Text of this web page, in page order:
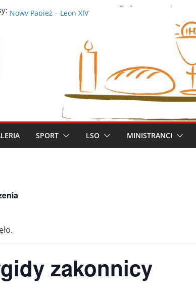
43. Warszawska Akademicka Pielgrzymka Metropolitalna
Nowy Papież – Leon XIV
Adrian Galbas nowym metropolitą warszawskim
Zmarł ks. prałat Kazimierz Apel
SPORT LSO MINISTRANCI
zakonnicy